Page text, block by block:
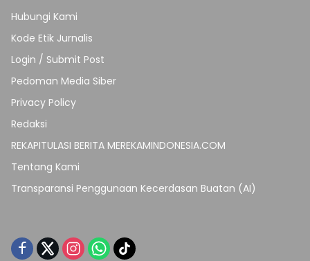
Hubungi Kami
Kode Etik Jurnalis
Login / Submit Post
Pedoman Media Siber
Privacy Policy
Redaksi
REKAPITULASI BERITA MEREKAMINDONESIA.COM
Tentang Kami
Transparansi Penggunaan Kecerdasan Buatan (AI)